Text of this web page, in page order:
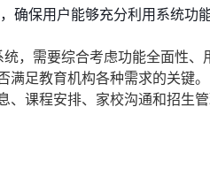
确保用户能够充分利用系统功能
，需要综合考虑功能全面性
足教育机构各种需求的关键
课程安排、家校沟通和招生